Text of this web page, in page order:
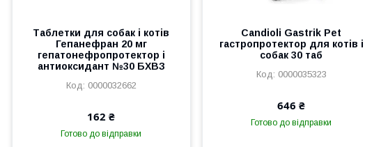
Таблетки для собак і котів
Гепанефран 20 мг
гепатонефропротектор і
антиоксидант №30 БХВЗ
0000032662
162 ₴
Готово до відправки
Candioli Gastrik Pet
гастропротектор для котів і
собак 30 таб
0000035323
646 ₴
Готово до відправки